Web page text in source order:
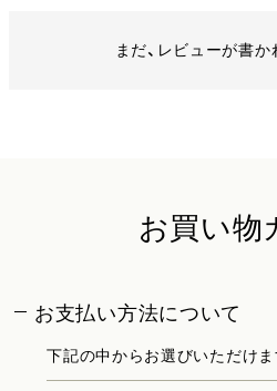
まだ、レビューが書か
お買い物
お支払い方法について
下記の中からお選びいただけま